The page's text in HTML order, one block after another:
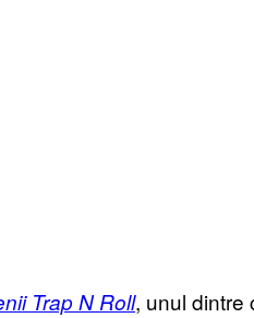
Trap N Roll, unul dintre